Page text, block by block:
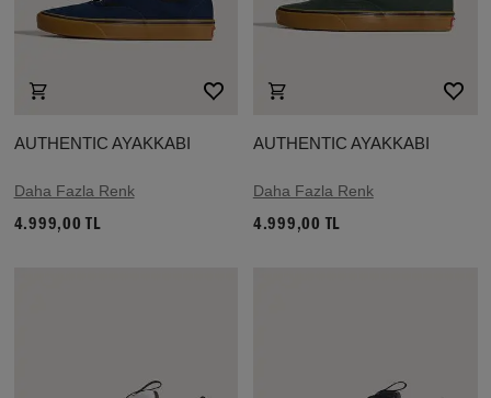
AUTHENTIC AYAKKABI
Daha Fazla Renk
4.999,00 TL
AUTHENTIC AYAKKABI
Daha Fazla Renk
4.999,00 TL